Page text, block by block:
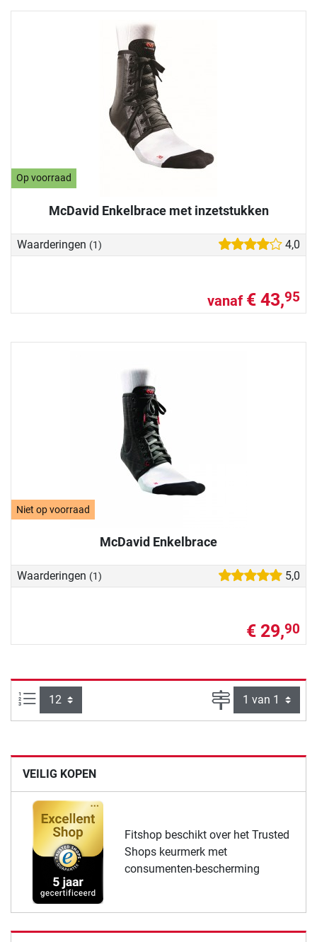
Op voorraad
McDavid Enkelbrace met inzetstukken
Waarderingen (1) 4,0
vanaf € 43,95
Niet op voorraad
McDavid Enkelbrace
Waarderingen (1) 5,0
€ 29,90
Artikelen per pagina: Pagina
VEILIG KOPEN
Fitshop beschikt over het Trusted
Shops keurmerk met
consumenten-bescherming